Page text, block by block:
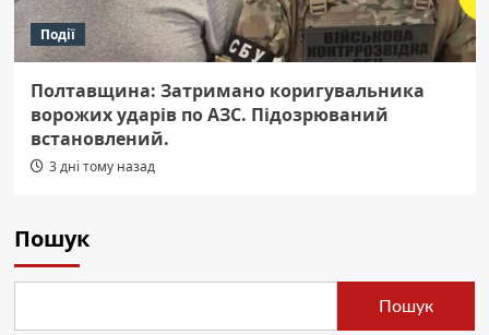
Події
Полтавщина: Затримано коригувальника
ворожих ударів по АЗС. Підозрюваний
встановлений.
3 дні тому назад
Пошук
Пошук